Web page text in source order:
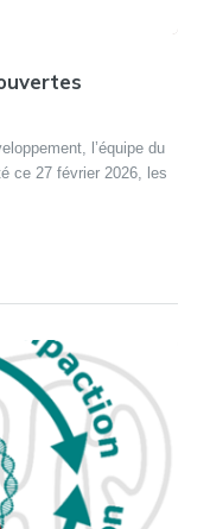
l’équipe du
ce 27 février 2026, les